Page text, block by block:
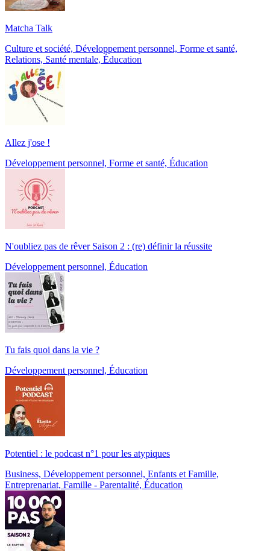
Matcha Talk
Culture et société, Développement personnel, Forme et santé,
Relations, Santé mentale, Éducation
Allez j'ose !
Développement personnel, Forme et santé, Éducation
N'oubliez pas de rêver Saison 2 : (re) définir la réussite
Développement personnel, Éducation
Tu fais quoi dans la vie ?
Développement personnel, Éducation
Potentiel : le podcast n°1 pour les atypiques
Business, Développement personnel, Enfants et Famille,
Entreprenariat, Famille - Parentalité, Éducation